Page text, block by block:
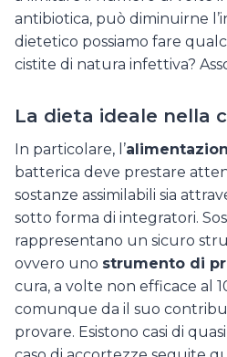
antibiotica, può diminuirne
dietetico possiamo fare
cistite di natura infettiva?
La dieta ideale nella
In particolare, l’
batterica deve prestare
sostanze assimilabili sia
sotto forma di integratori.
rappresentano un sicuro
ovvero uno strumento di
cura, a volte non efficace al
comunque da il suo
provare. Esistono casi di